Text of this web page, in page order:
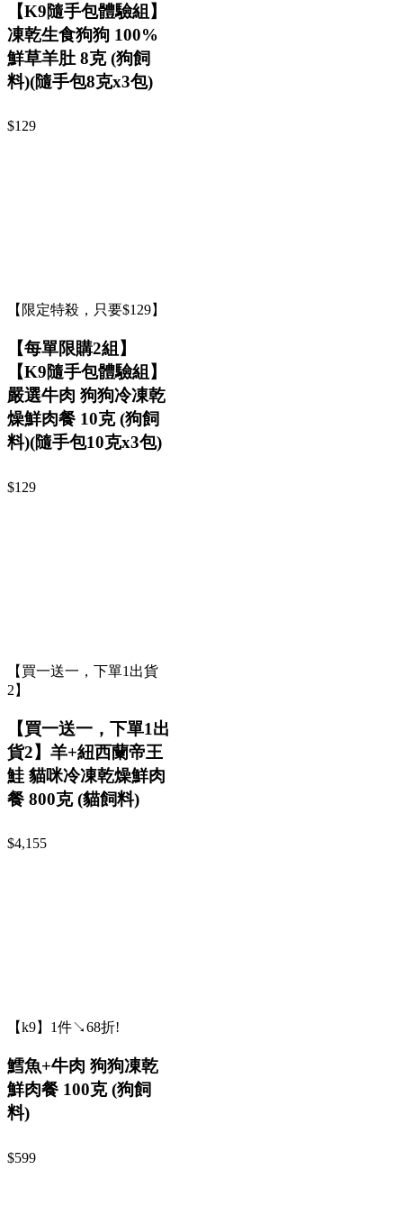
【K9隨手包體驗組】
凍乾生食狗狗 100%
鮮草羊肚 8克 (狗飼
料)(隨手包8克x3包)
$129
【限定特殺，只要$129】
【每單限購2組】
【K9隨手包體驗組】
嚴選牛肉 狗狗冷凍乾
燥鮮肉餐 10克 (狗飼
料)(隨手包10克x3包)
$129
【買一送一，下單1出貨
2】
【買一送一，下單1出
貨2】羊+紐西蘭帝王
鮭 貓咪冷凍乾燥鮮肉
餐 800克 (貓飼料)
$4,155
【k9】1件↘68折!
鱈魚+牛肉 狗狗凍乾
鮮肉餐 100克 (狗飼
料)
$599